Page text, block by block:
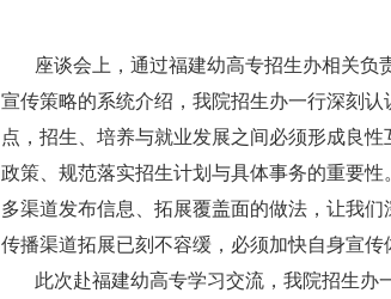
座谈会上，通过福建幼高专招生办相关负
宣传策略的系统介绍，我院招生办一行深刻
点，招生、培养与就业发展之间必须形成良
政策、规范落实招生计划与具体事务的重要
多渠道发布信息、拓展覆盖面的做法，让我
传播渠道拓展已刻不容缓，必须加快自身宣传
此次赴福建幼高专学习交流，我院招生办